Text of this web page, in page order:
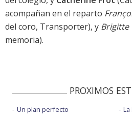
acompañan en el reparto
del coro, Transporter), y Brigitte
memoria).
PROXIMOS
Un plan perfecto